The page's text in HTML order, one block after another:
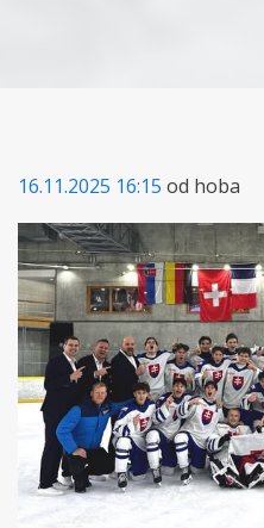
16.11.2025 16:15 od hoba